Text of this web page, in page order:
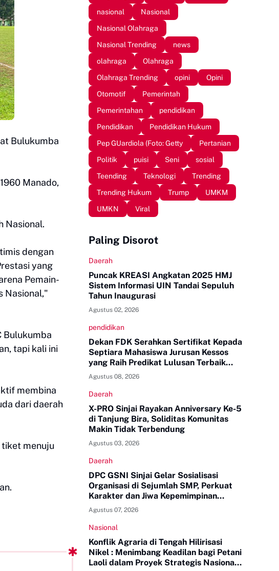
Bulukumba
Manado,
Nasional.
dengan
yang
Pemain-
Nasional,"
Bulukumba
tapi kali ini
membina
dari daerah
menuju
nasional
Nasional
Nasional Olahraga
Nasional Trending
news
olahraga
Olahraga
Olahraga Trending
opini
Opini
Otomotif
Pemerintah
Pemerintahan
pendidikan
Pendidikan
Pendidikan Hukum
Pep GUardiola (Foto: Getty
Pertanian
Politik
puisi Seni
sosial
Teending
Teknologi
Trending
Trending Hukum
Trump
UMKM
UMKN
Viral
Paling Disorot
Daerah
Puncak KREASI Angkatan 2025 HMJ
Sistem Informasi UIN Tandai Sepuluh
Tahun Inaugurasi
Agustus 02, 2026
pendidikan
Dekan FDK Serahkan Sertifikat Kepada
Septiara Mahasiswa Jurusan Kessos
yang Raih Predikat Lulusan Terbaik
Tingkat UINAM
Agustus 08, 2026
Daerah
X-PRO Sinjai Rayakan Anniversary Ke-5
di Tanjung Bira, Soliditas Komunitas
Makin Tidak Terbendung
Agustus 03, 2026
Daerah
DPC GSNI Sinjai Gelar Sosialisasi
Organisasi di Sejumlah SMP, Perkuat
Karakter dan Jiwa Kepemimpinan
Pelajar
Agustus 07, 2026
Nasional
Konflik Agraria di Tengah Hilirisasi
Nikel : Menimbang Keadilan bagi Petani
Laoli dalam Proyek Strategis Nasional